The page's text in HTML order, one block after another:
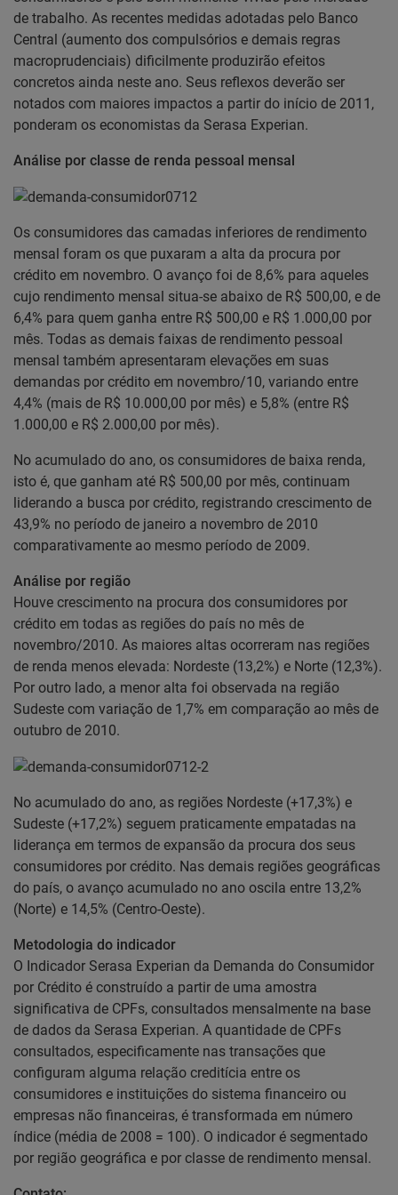
de trabalho. As recentes medidas adotadas pelo Banco
Central (aumento dos compulsórios e demais regras
macroprudenciais) dificilmente produzirão efeitos
concretos ainda neste ano. Seus reflexos deverão ser
notados com maiores impactos a partir do início de 2011,
ponderam os economistas da Serasa Experian.
Análise por classe de renda pessoal mensal
Os consumidores das camadas inferiores de rendimento
mensal foram os que puxaram a alta da procura por
crédito em novembro. O avanço foi de 8,6% para aqueles
cujo rendimento mensal situa-se abaixo de R$ 500,00, e de
6,4% para quem ganha entre R$ 500,00 e R$ 1.000,00 por
mês. Todas as demais faixas de rendimento pessoal
mensal também apresentaram elevações em suas
demandas por crédito em novembro/10, variando entre
4,4% (mais de R$ 10.000,00 por mês) e 5,8% (entre R$
1.000,00 e R$ 2.000,00 por mês).
No acumulado do ano, os consumidores de baixa renda,
isto é, que ganham até R$ 500,00 por mês, continuam
liderando a busca por crédito, registrando crescimento de
43,9% no período de janeiro a novembro de 2010
comparativamente ao mesmo período de 2009.
Análise por região
Houve crescimento na procura dos consumidores por
crédito em todas as regiões do país no mês de
novembro/2010. As maiores altas ocorreram nas regiões
de renda menos elevada: Nordeste (13,2%) e Norte (12,3%).
Por outro lado, a menor alta foi observada na região
Sudeste com variação de 1,7% em comparação ao mês de
outubro de 2010.
No acumulado do ano, as regiões Nordeste (+17,3%) e
Sudeste (+17,2%) seguem praticamente empatadas na
liderança em termos de expansão da procura dos seus
consumidores por crédito. Nas demais regiões geográficas
do país, o avanço acumulado no ano oscila entre 13,2%
(Norte) e 14,5% (Centro-Oeste).
Metodologia do indicador
O Indicador Serasa Experian da Demanda do Consumidor
por Crédito é construído a partir de uma amostra
significativa de CPFs, consultados mensalmente na base
de dados da Serasa Experian. A quantidade de CPFs
consultados, especificamente nas transações que
configuram alguma relação creditícia entre os
consumidores e instituições do sistema financeiro ou
empresas não financeiras, é transformada em número
índice (média de 2008 = 100). O indicador é segmentado
por região geográfica e por classe de rendimento mensal.